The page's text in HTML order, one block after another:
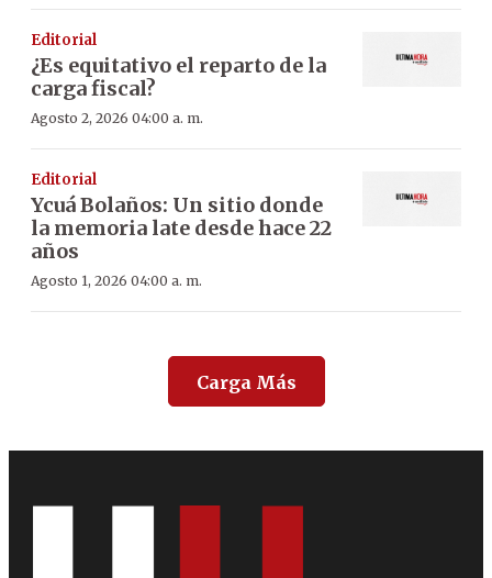
Editorial
¿Es equitativo el reparto de la
carga fiscal?
Agosto 2, 2026 04:00 a. m.
Editorial
Ycuá Bolaños: Un sitio donde
la memoria late desde hace 22
años
Agosto 1, 2026 04:00 a. m.
Carga Más